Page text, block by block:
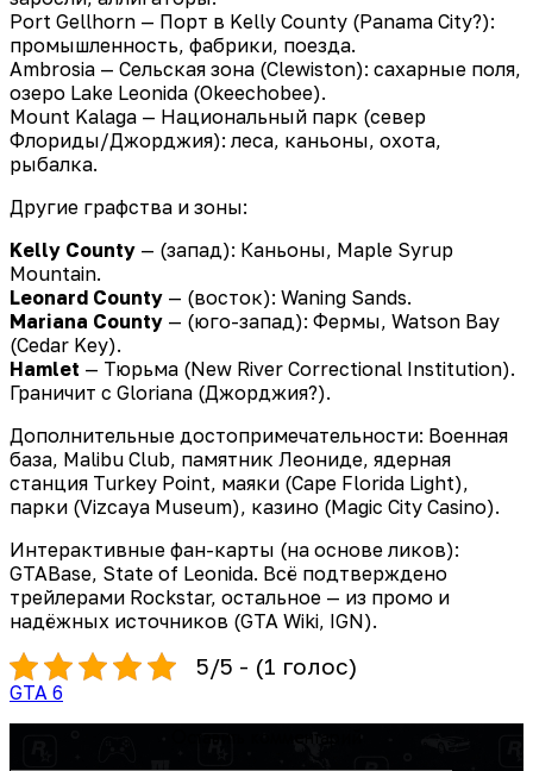
Port Gellhorn — Порт в Kelly County (Panama City?):
промышленность, фабрики, поезда.
Ambrosia — Сельская зона (Clewiston): сахарные поля,
озеро Lake Leonida (Okeechobee).
Mount Kalaga — Национальный парк (север
Флориды/Джорджия): леса, каньоны, охота,
рыбалка.
Другие графства и зоны:
Kelly County — (запад): Каньоны, Maple Syrup
Mountain.
Leonard County — (восток): Waning Sands.
Mariana County — (юго-запад): Фермы, Watson Bay
(Cedar Key).
Hamlet — Тюрьма (New River Correctional Institution).
Граничит с Gloriana (Джорджия?).
Дополнительные достопримечательности: Военная
база, Malibu Club, памятник Леониде, ядерная
станция Turkey Point, маяки (Cape Florida Light),
парки (Vizcaya Museum), казино (Magic City Casino).
Интерактивные фан-карты (на основе ликов):
GTABase, State of Leonida. Всё подтверждено
трейлерами Rockstar, остальное — из промо и
надёжных источников (GTA Wiki, IGN).
5/5 - (1 голос)
GTA 6